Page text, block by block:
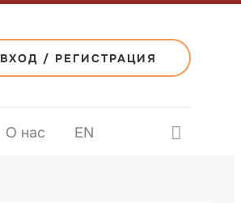
ВХОД / РЕГИСТРАЦИЯ
О нас EN